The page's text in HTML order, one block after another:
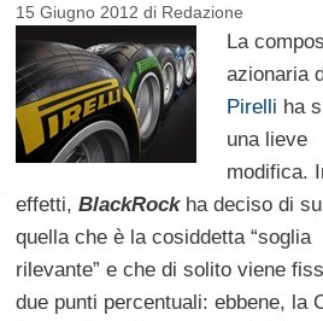
15 Giugno 2012 di Redazione
La
azionaria
Pirelli ha
una lieve
modifica.
effetti, BlackRockha deciso di
quella che è la cosiddetta “soglia
rilevante” e che di solito viene
due punti percentuali: ebbene, la